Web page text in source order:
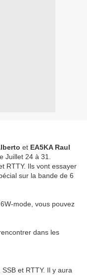
et EA5KA Raul
Juillet 24 à 31.
RTTY. Ils vont essayer
sur la bande de 6
mode, vous pouvez
dans les
et RTTY. Il y aura